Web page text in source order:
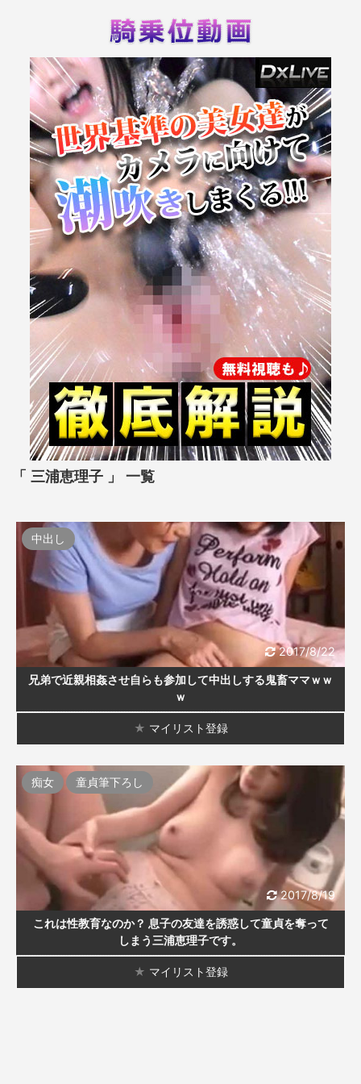
「 三浦恵理子 」 一覧
2017/8/22
中出し
兄弟で近親相姦させ自らも参加して中出しする鬼畜ママｗｗ
ｗ
★ マイリスト登録
2017/8/19
痴女 童貞筆下ろし
これは性教育なのか？ 息子の友達を誘惑して童貞を奪って
しまう三浦恵理子です。
★ マイリスト登録